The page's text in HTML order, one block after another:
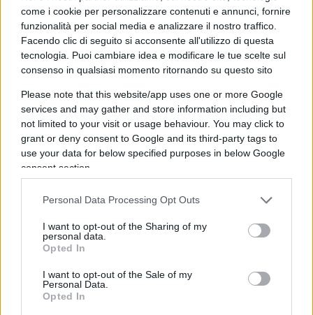
come i cookie per personalizzare contenuti e annunci, fornire
funzionalità per social media e analizzare il nostro traffico.
Facendo clic di seguito si acconsente all'utilizzo di questa
tecnologia. Puoi cambiare idea e modificare le tue scelte sul
consenso in qualsiasi momento ritornando su questo sito
Please note that this website/app uses one or more Google
services and may gather and store information including but
not limited to your visit or usage behaviour. You may click to
grant or deny consent to Google and its third-party tags to
use your data for below specified purposes in below Google
consent section.
Personal Data Processing Opt Outs
I want to opt-out of the Sharing of my
personal data.
Opted In
I want to opt-out of the Sale of my
Personal Data.
Opted In
Una simile palude di ignobiltà, una tale
processione di coscienze tarlate, di morali
rancide, di pretesti schifosi oggi è ridotta al
lumicino di una speranza infame – e non lo
nasconde: che gli accordi saltino, che Hamas non
stia ai patti, che gli ostaggi, quelli veri, nei tunnel
da due anni, vengano fatti fuori tutti, che
insomma succeda qualcosa di abominevole ma
utile, di spaventoso ma conveniente, in modo da
l’umanità, ovviamente scaricandola addosso ai
spegne la doppiezza al limite dell’idiozia, lo
sciacallaggio sui bambini, l’odio per tutto ciò che
è tregua, soluzione, pace. No, io non ci credo, per
dire non ci posso, non ci voglio credere, dicono
buffoni e provocatori, groupie di Hamas,